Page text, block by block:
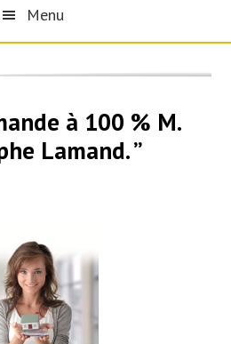
Menu
à 100 % M.
Lamand. ”